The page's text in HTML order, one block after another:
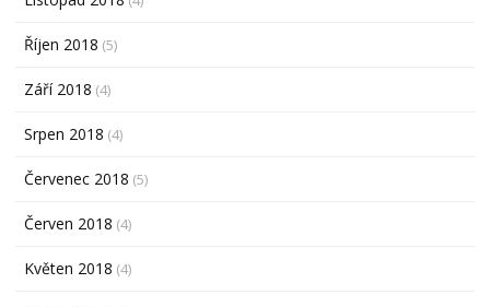
Říjen 2018 (5)
Září 2018 (4)
Srpen 2018 (4)
Červenec 2018 (5)
Červen 2018 (4)
Květen 2018 (4)